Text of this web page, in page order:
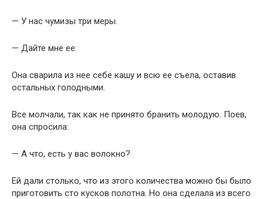
— У нас чумизы три меры.
— Дайте мне ее.
Она сварила из нее себе кашу и всю ее съела, оставив
остальных голодными.
Все молчали, так как не принято бранить молодую. Поев,
она спросила:
— А что, есть у вас волокно?
Ей дали столько, что из этого количества можно бы было
приготовить сто кусков полотна. Но она сделала из всего